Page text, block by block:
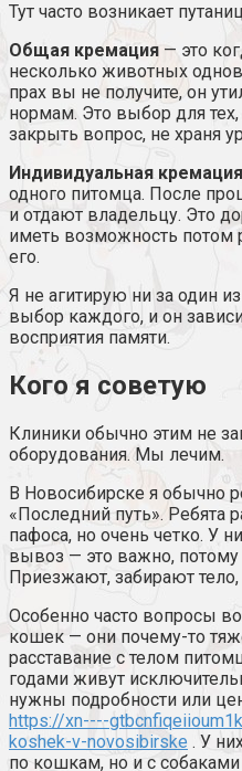
Тут часто возникает
Общая кремация — это
несколько животных
прах вы не получите, он
нормам. Это выбор для тех,
закрыть вопрос, не храня
Индивидуальная кремация
одного питомца. После
и отдают владельцу. Это
иметь возможность потом
его.
Я не агитирую ни за один
выбор каждого, и он
восприятия памяти.
Кого я советую
Клиники обычно этим не
оборудования. Мы лечим.
В Новосибирске я обычно
«Последний путь». Ребята
пафоса, но очень четко. У
вывоз — это важно, потому
Приезжают, забирают
Особенно часто вопросы
кошек — они почему-то
расставание с телом
годами живут
нужны подробности или
https://xn----
koshek-v-novosibirske . У
по кошкам, но и с